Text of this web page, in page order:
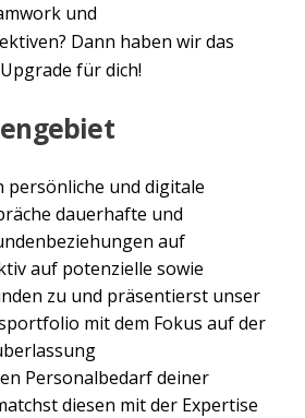
und
Dann haben wir das
für dich!
persönliche und digitale
dauerhafte und
auf
auf potenzielle sowie
zu und präsentierst unser
mit dem Fokus auf der
Personalbedarf deiner
diesen mit der Expertise